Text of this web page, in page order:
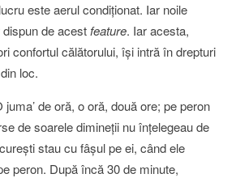
este aerul condiţionat. Iar noile
de acest feature. Iar acesta,
confortul călătorului, îşi intră în drepturi
loc.
de oră, o oră, două ore; pe peron
de soarele dimineţii nu înţelegeau de
stau cu fâşul pe ei, când ele
peron. După încă 30 de minute,